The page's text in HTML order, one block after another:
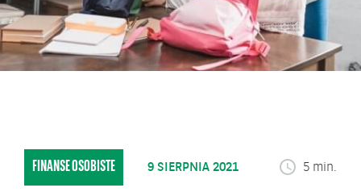
FINANSE OSOBISTE 9 SIERPNIA 2021 5 min.